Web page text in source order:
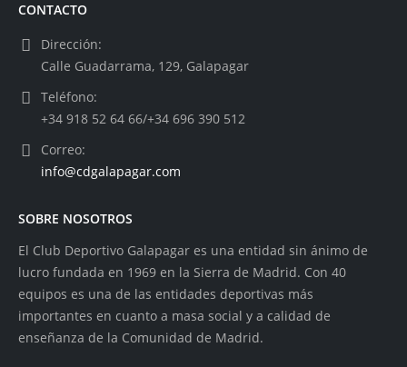
CONTACTO
Dirección:
Calle Guadarrama, 129, Galapagar
Teléfono:
+34 918 52 64 66/+34 696 390 512
Correo:
info@cdgalapagar.com
SOBRE NOSOTROS
El Club Deportivo Galapagar es una entidad sin ánimo de
lucro fundada en 1969 en la Sierra de Madrid. Con 40
equipos es una de las entidades deportivas más
importantes en cuanto a masa social y a calidad de
enseñanza de la Comunidad de Madrid.